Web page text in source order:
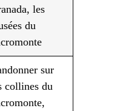
les
du
sur
collines du